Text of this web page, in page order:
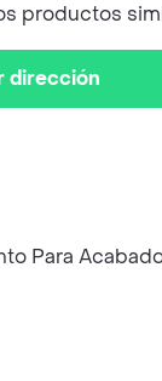
productos
dirección
Para